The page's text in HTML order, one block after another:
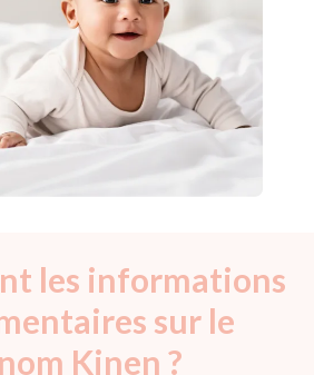
les informations
sur le
Kinen ?